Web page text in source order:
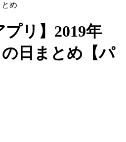
とめ
プリ】2019年
日まとめ【パ